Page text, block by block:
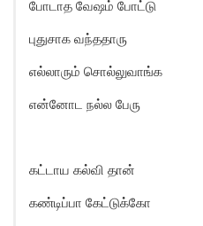
போடாத வேஷம் போட்டு
புதுசாக வந்ததாரு
எல்லாரும் சொல்லுவாங்க
என்னோட நல்ல பேரு
கட்டாய கல்வி தான்
கண்டிப்பா கேட்டுக்கோ